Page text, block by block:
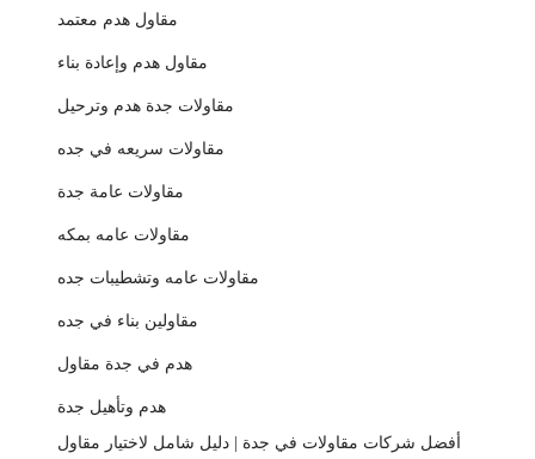
مقاول هدم معتمد
مقاول هدم وإعادة بناء
مقاولات جدة هدم وترحيل
مقاولات سريعه في جده
مقاولات عامة جدة
مقاولات عامه بمكه
مقاولات عامه وتشطيبات جده
مقاولين بناء في جده
هدم في جدة مقاول
هدم وتأهيل جدة
أفضل شركات مقاولات في جدة | دليل شامل لاختيار مقاول